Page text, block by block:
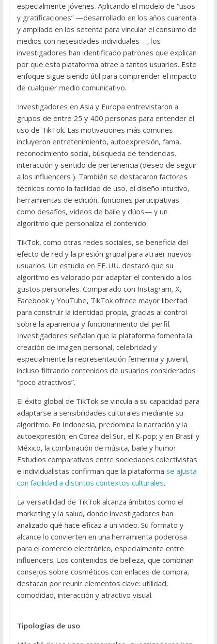
especialmente jóvenes. Aplicando el modelo de “usos
y gratificaciones” —desarrollado en los años cuarenta
y ampliado en los setenta para vincular el consumo de
medios con necesidades individuales—, los
investigadores han identificado patrones que explican
por qué esta plataforma atrae a tantos usuarios. Este
enfoque sigue siendo útil para comprender el impacto
de cualquier medio comunicativo.
Investigadores en Asia y Europa entrevistaron a
grupos de entre 25 y 400 personas para entender el
uso de TikTok. Las motivaciones más comunes
incluyeron entretenimiento, autoexpresión, fama,
reconocimiento social, búsqueda de tendencias,
interacción y sentido de pertenencia (deseo de seguir
a los influencers ). También se destacaron factores
técnicos como la facilidad de uso, el diseño intuitivo,
herramientas de edición, funciones participativas —
como desafíos, videos de baile y dúos— y un
algoritmo que personaliza el contenido.
TikTok, como otras redes sociales, se beneficia del
efecto de red y la presión grupal para atraer nuevos
usuarios. Un estudio en EE. UU. destacó que su
algoritmo es valorado por adaptar el contenido a los
gustos personales. Comparado con Instagram, X,
Facebook y YouTube, TikTok ofrece mayor libertad
para construir la identidad propia, gracias al control
sobre la apariencia y funcionamiento del perfil.
Investigadores señalan que la plataforma fomenta la
creación de imagen personal, celebridad y
especialmente la representación femenina y juvenil,
incluso filtrando contenidos de usuarios considerados
“poco atractivos”.
El éxito global de TikTok se vincula a su capacidad para
adaptarse a sensibilidades culturales mediante su
algoritmo. En Indonesia, predomina la narración y la
autoexpresión; en Corea del Sur, el K-pop; y en Brasil y
México, la combinación de música, baile y humor.
Estudios comparativos entre sociedades colectivistas
e individualistas confirman que la plataforma se ajusta
con facilidad a distintos contextos culturales.
La versatilidad de TikTok alcanza ámbitos como el
marketing y la salud, donde investigadores han
analizado qué hace eficaz a un video. Su formato y
alcance lo convierten en una herramienta poderosa
para el comercio electrónico, especialmente entre
influencers. Los contenidos de belleza, que combinan
consejos sobre cosméticos con enlaces de compra,
destacan por reunir elementos clave: utilidad,
comodidad, interacción y atractivo visual.
Tipologías de uso